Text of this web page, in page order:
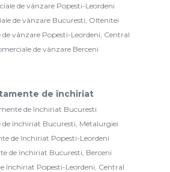
de vânzare Popesti-Leordeni
de vânzare Bucuresti, Oltenitei
vânzare Popesti-Leordeni, Central
de vânzare Berceni
de închiriat
de închiriat Bucuresti
închiriat Bucuresti, Metalurgiei
de închiriat Popesti-Leordeni
de închiriat Bucuresti, Berceni
închiriat Popesti-Leordeni, Central